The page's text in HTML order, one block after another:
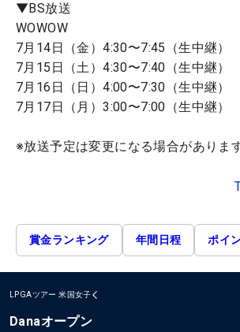
▼BS放送
WOWOW
7月14日（金）4:30〜7:45（生中継）
7月15日（土）4:30〜7:40（生中継）
7月16日（日）4:00〜7:30（生中継）
7月17日（月）3:00〜7:00（生中継）
※放送予定は変更になる場合があります
賞金ランキング 年間日程 ポイ
LPGAツアー 米国女子
Danaオープン